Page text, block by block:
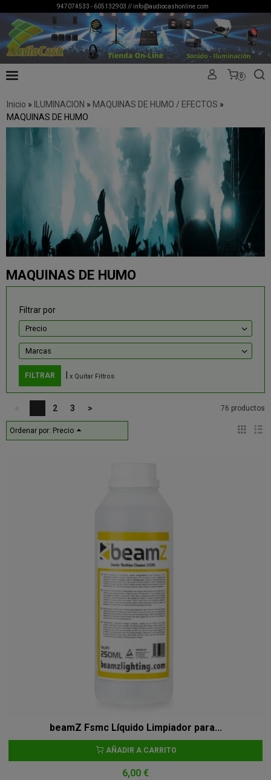
947074533 - 605132903 // info@audiocashonline.com
0
Inicio » ILUMINACION » MAQUINAS DE HUMO / EFECTOS »
MAQUINAS DE HUMO
MAQUINAS DE HUMO
Filtrar por
Precio
Marcas
x Quitar Filtros
2 3 > 76 productos
Ordenar por: Precio
beamZ Fsmc Líquido Limpiador para...
AÑADIR A CARRITO
6,00 €